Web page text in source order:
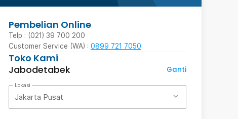
Pembelian Online
Telp : (021) 39 700 200
Customer Service (WA) : 0899 721 7050
Toko Kami
Jabodetabek
Ganti
Lokasi
Jakarta Pusat